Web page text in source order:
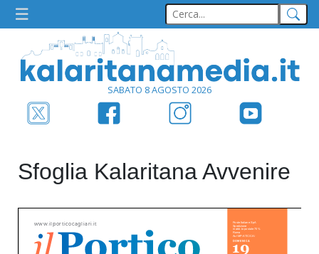
SABATO 8 AGOSTO 2026
Sfoglia Kalaritana Avvenire